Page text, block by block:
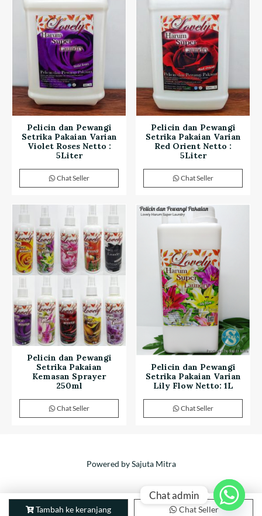
Pelicin dan Pewangi
Setrika Pakaian Varian
Violet Roses Netto :
5Liter
Chat Seller
Pelicin dan Pewangi
Setrika Pakaian Varian
Red Orient Netto :
5Liter
Chat Seller
Pelicin dan Pewangi
Setrika Pakaian
Kemasan Sprayer
250ml
Chat Seller
Pelicin dan Pewangi
Setrika Pakaian Varian
Lily Flow Netto: 1L
Chat Seller
Powered by Sajuta Mitra
Tambah ke keranjang Chat Seller
Chat admin